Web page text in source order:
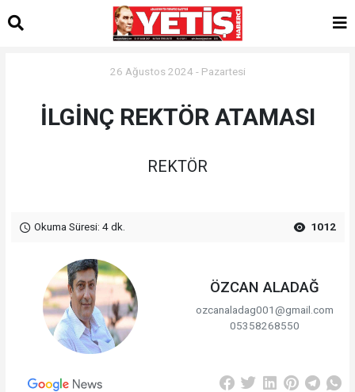
26 Ağustos 2024 - Pazartesi
İLGİNÇ REKTÖR ATAMASI
REKTÖR
Okuma Süresi: 4 dk. 1012
ÖZCAN ALADAĞ
ozcanaladag001@gmail.com
05358268550